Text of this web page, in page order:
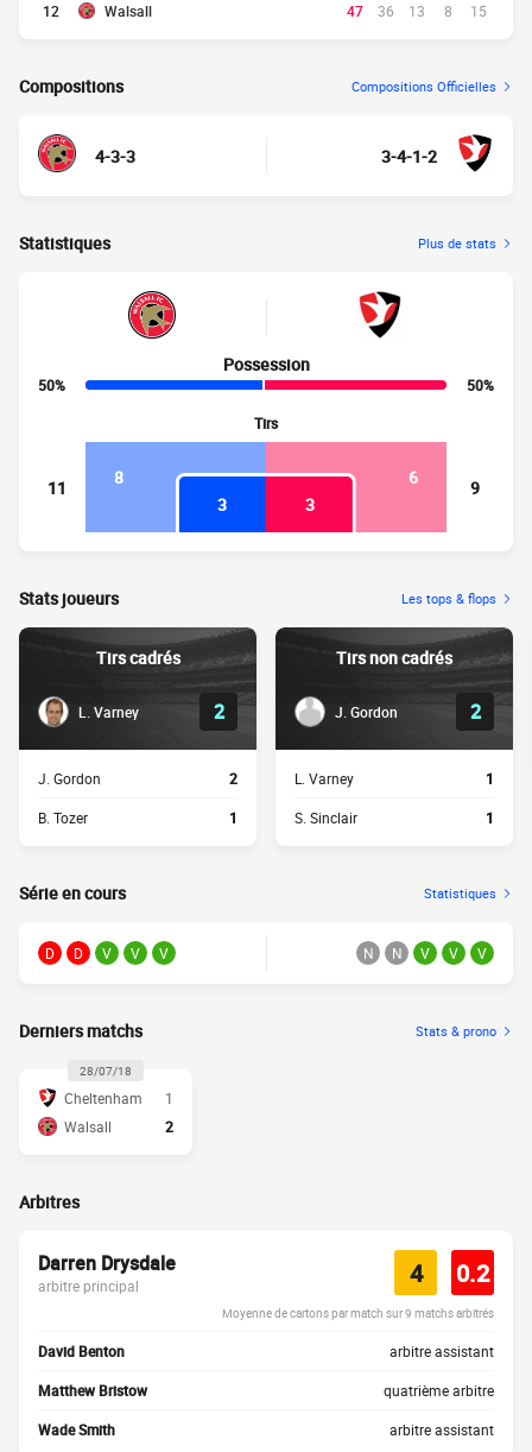
12
Walsall 47 36 13 8 15
Compositions Compositions Officielles
4-3-3 3-4-1-2
Statistiques Plus de stats
Possession
50%
50%
Tirs
11 8
6
3
3
9
Stats joueurs Les tops & flops
Tirs cadrés
L. Varney 2
J. Gordon 2
B. Tozer 1
Tirs non cadrés
J. Gordon 2
L. Varney 1
S. Sinclair 1
Série en cours Statistiques
D D V V V N N V V V
Derniers matchs Stats & prono
28/07/18
Cheltenham
1
Walsall
2
Arbitres
Darren Drysdale
arbitre principal 4 0.2
Moyenne de cartons par match sur 9 matchs arbitrés
David Benton arbitre assistant
Matthew Bristow quatrième arbitre
Wade Smith arbitre assistant